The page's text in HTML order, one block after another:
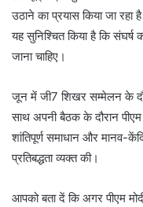
उठाने का प्रयास किया जा
यह सुनिश्चित किया है कि
जाना चाहिए।
जून में जी7 शिखर सम्मेलन के
साथ अपनी बैठक के दौरान
शांतिपूर्ण समाधान और मानव-
प्रतिबद्धता व्यक्त की।
आपको बता दें कि अगर पीएम